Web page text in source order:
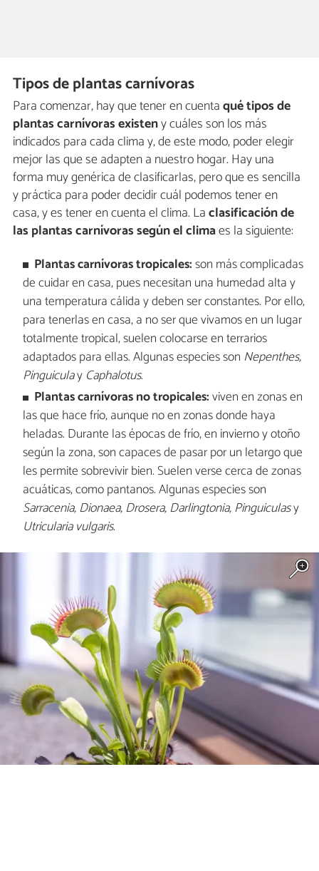
Tipos de plantas carnívoras
Para comenzar, hay que tener en cuentaqué tipos de
plantas carnívoras existeny cuáles son los más
indicados para cada clima y, de este modo, poder elegir
mejor las que se adapten a nuestro hogar. Hay una
forma muy genérica de clasificarlas, pero que es sencilla
y práctica para poder decidir cuál podemos tener en
casa, y es tener en cuenta el clima. Laclasificación de
las plantas carnívoras según el climaes la siguiente:
Plantas carnívoras tropicales:son más complicadas
de cuidar en casa, pues necesitan una humedad alta y
una temperatura cálida y deben ser constantes. Por ello,
para tenerlas en casa, a no ser que vivamos en un lugar
totalmente tropical, suelen colocarse en terrarios
adaptados para ellas. Algunas especies son Nepenthes,
Pinguiculay Caphalotus.
Plantas carnívoras no tropicales:viven en zonas en
las que hace frío, aunque no en zonas donde haya
heladas. Durante las épocas de frío, en invierno y otoño
según la zona, son capaces de pasar por un letargo que
les permite sobrevivir bien. Suelen verse cerca de zonas
acuáticas, como pantanos. Algunas especies son
Sarracenia,Dionaea,Drosera,Darlingtonia, Pinguiculasy
Utricularia vulgaris.